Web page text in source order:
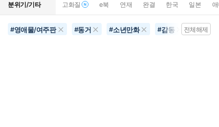
분위기/기타 고화질 e북 연재 완결 한국 일본
#영애물/여주판 #동거 #소년만화 #감동 #라이트
전체해제